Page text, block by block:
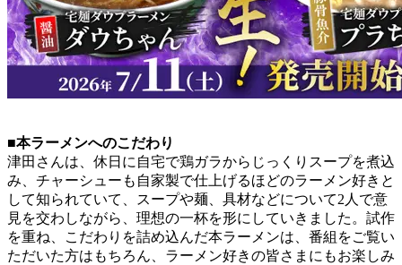
■本ラーメンへのこだわり
津田さんは、休日に自宅で鶏ガラからじっくりスープを煮込
み、チャーシューも自家製で仕上げるほどのラーメン好きと
して知られていて、スープや麺、具材などについて2人で意
見を交わしながら、理想の一杯を形にしていきました。試作
を重ね、こだわりを詰め込んだ本ラーメンは、番組をご覧い
ただいた方はもちろん、ラーメン好きの皆さまにもお楽しみ